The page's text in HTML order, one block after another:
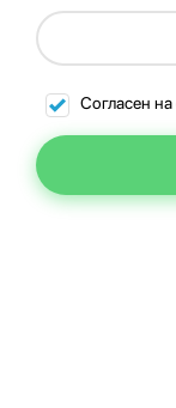
Согласен